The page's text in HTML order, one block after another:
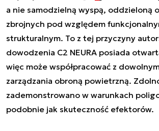
a nie samodzielną wyspą, oddzieloną
zbrojnych pod względem
strukturalnym. To z tej przyczyny
dowodzenia C2 NEURA posiada
więc może współpracować z
zarządzania obroną powietrzną.
zademonstrowano w warunkach
podobnie jak skuteczność efektorów.